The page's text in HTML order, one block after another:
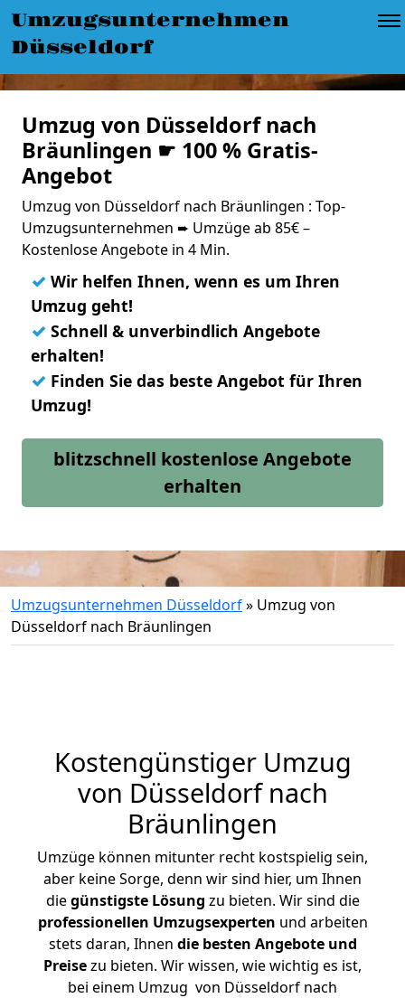
Umzugsunternehmen
Düsseldorf
Umzug von Düsseldorf nach
Bräunlingen ☛ 100 % Gratis-
Angebot
Umzug von Düsseldorf nach Bräunlingen : Top-
Umzugsunternehmen ➨ Umzüge ab 85€ –
Kostenlose Angebote in 4 Min.
✓ Wir helfen Ihnen, wenn es um Ihren
Umzug geht!
✓ Schnell & unverbindlich Angebote
erhalten!
✓ Finden Sie das beste Angebot für Ihren
Umzug!
blitzschnell kostenlose Angebote
erhalten
Umzugsunternehmen Düsseldorf» Umzug von
Düsseldorf nach Bräunlingen
Kostengünstiger Umzug
von Düsseldorf nach
Bräunlingen
Umzüge können mitunter recht kostspielig sein,
aber keine Sorge, denn wir sind hier, um Ihnen
diegünstigste Lösung zu bieten. Wir sind die
professionellen Umzugsexperten und arbeiten
stets daran, Ihnen die besten Angebote und
Preisezu bieten. Wir wissen, wie wichtig es ist,
bei einem Umzug von Düsseldorf nach